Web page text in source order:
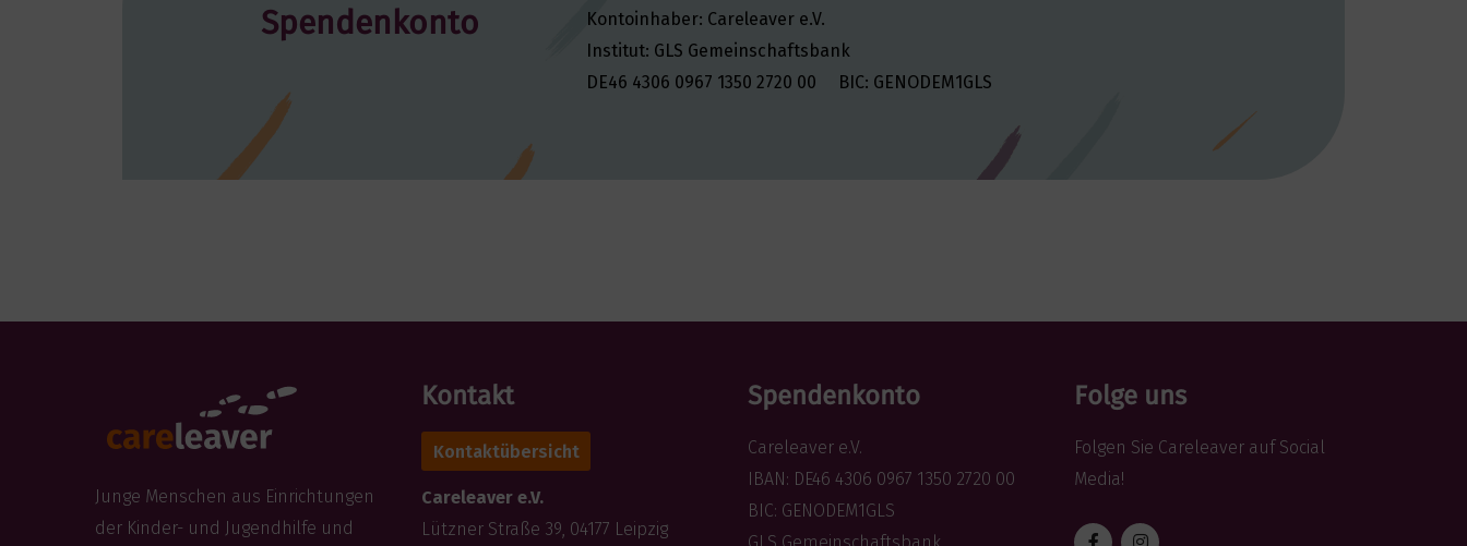
Spendenkonto
Kontoinhaber: Careleaver e.V.
Institut: GLS Gemeinschaftsbank
DE46 4306 0967 1350 2720 00 BIC: GENODEM1GLS
Junge Menschen aus Einrichtungen
der Kinder- und Jugendhilfe und
Kontakt
Kontaktübersicht
Careleaver e.V.
Lützner Straße 39, 04177 Leipzig
Spendenkonto
Careleaver e.V.
IBAN: DE46 4306 0967 1350 2720 00
BIC: GENODEM1GLS
Folge uns
Folgen Sie Careleaver auf Social
Media!